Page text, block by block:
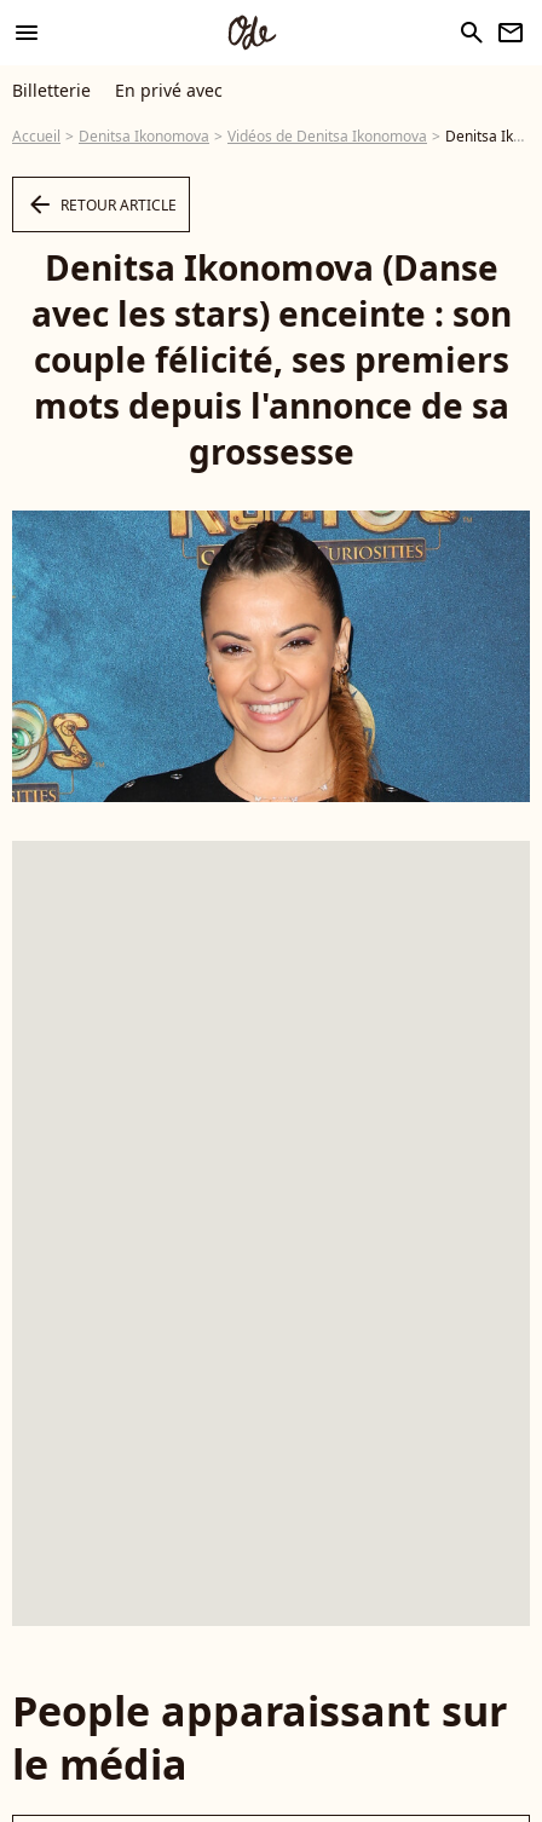
menu search newsletter
Billetterie En privé avec
Accueil Denitsa Ikonomova Vidéos de Denitsa Ikonomova Denitsa Ikonomova (Danse avec les stars) enceinte : son couple félicité, ses premiers mots depuis l'annonce de sa grossesse - Vidéo
arrow_left RETOUR ARTICLE
Denitsa Ikonomova (Danse
avec les stars) enceinte : son
couple félicité, ses premiers
mots depuis l'annonce de sa
grossesse
People apparaissant sur
le média